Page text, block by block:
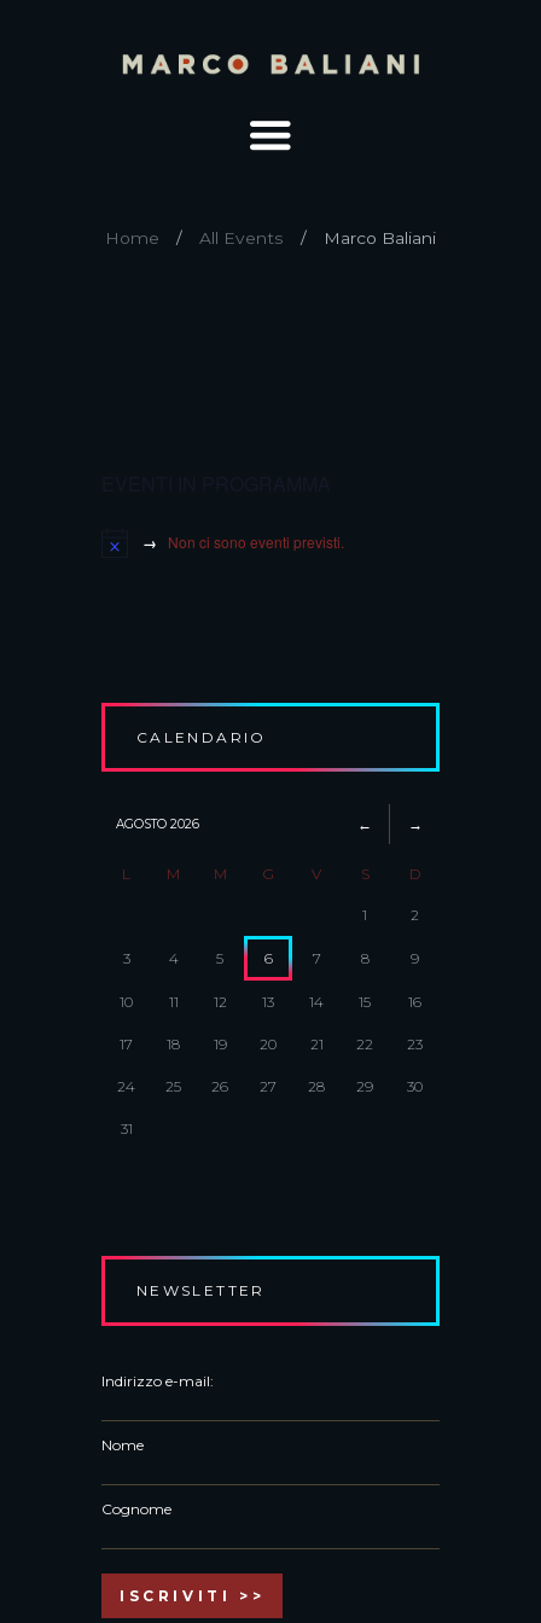
Home All Events Marco Baliani
Non ci sono eventi previsti.
CALENDARIO
AGOSTO 2026
L M M G V S D
1 2
3 4 5 6 7 8 9
10 11 12 13 14 15 16
17 18 19 20 21 22 23
24 25 26 27 28 29 30
31
NEWSLETTER
Indirizzo e-mail:
Nome
Cognome